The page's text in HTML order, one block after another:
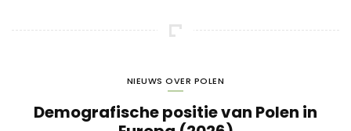
NIEUWS OVER POLEN
Demografische positie van Polen in